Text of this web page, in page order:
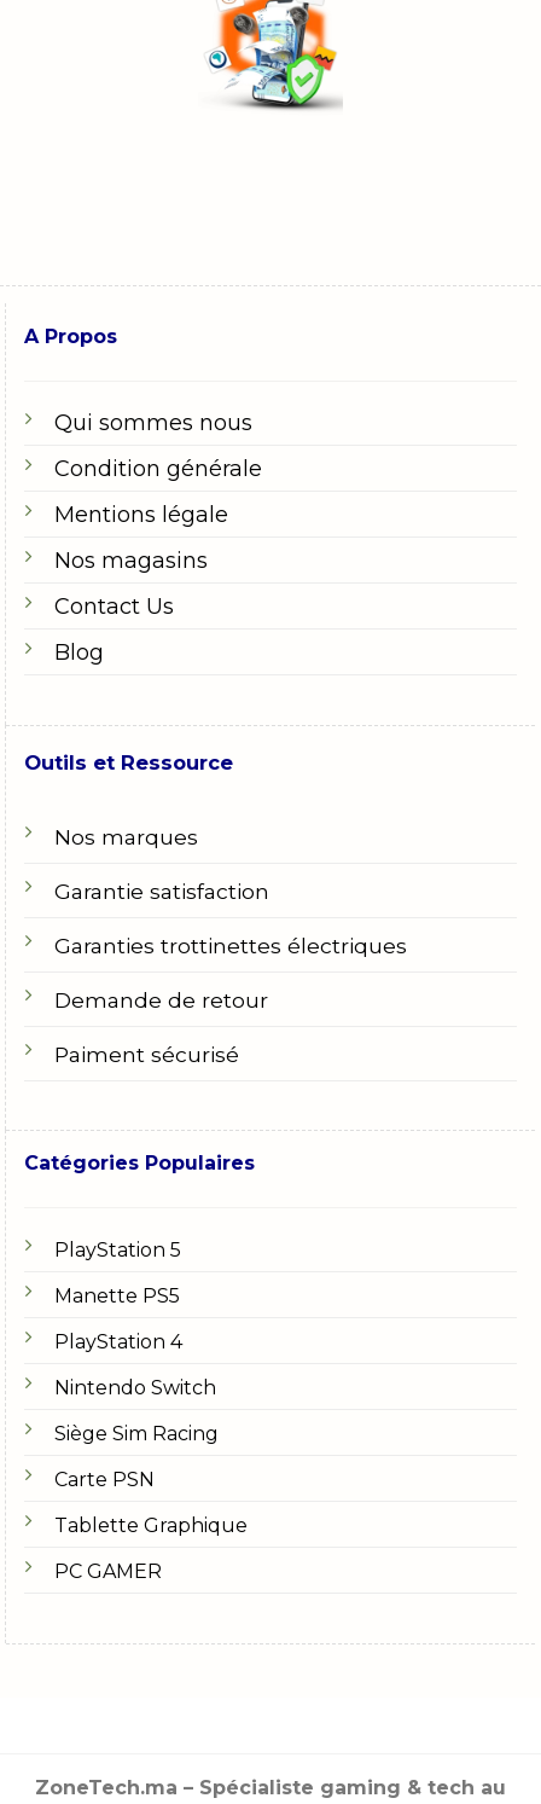
A Propos
Qui sommes nous
Condition générale
Mentions légale
Nos magasins
Contact Us
Blog
Outils et Ressource
Nos marques
Garantie satisfaction
Garanties trottinettes électriques
Demande de retour
Paiment sécurisé
Catégories Populaires
PlayStation 5
Manette PS5
PlayStation 4
Nintendo Switch
Siège Sim Racing
Carte PSN
Tablette Graphique
PC GAMER
ZoneTech.ma – Spécialiste gaming & tech au